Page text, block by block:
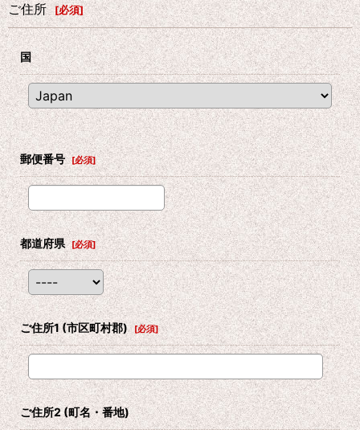
ご住所 [必須]
国
郵便番号 [必須]
都道府県 [必須]
ご住所1(市区町村郡) [必須]
ご住所2(町名・番地)